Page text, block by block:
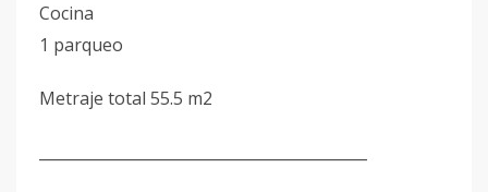
Cocina
1 parqueo
Metraje total 55.5 m2